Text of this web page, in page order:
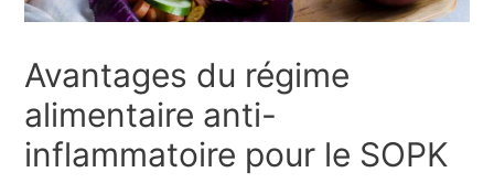
Avantages du régime
alimentaire anti-
inflammatoire pour le SOPK